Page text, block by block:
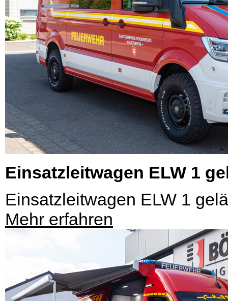
Einsatzleitwagen ELW 1
Einsatzleitwagen ELW 1
Mehr erfahren